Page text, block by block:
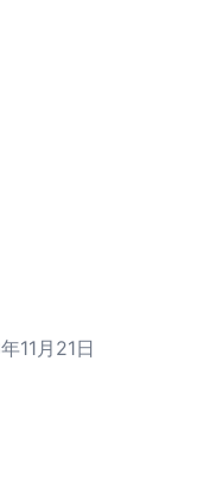
11月21日